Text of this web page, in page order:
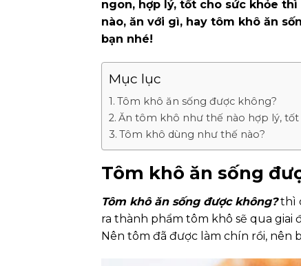
ngon, hợp lý, tốt cho sức khỏe
nào, ăn với gì, hay tôm khô ăn
bạn nhé!
Mục lục
Tôm khô ăn sống được không?
Ăn tôm khô như thế nào hợp lý, tốt
Tôm khô dùng như thế nào?
Tôm khô ăn sống
Tôm khô ăn sống được không?thì
ra thành phẩm tôm khô sẽ qua giai
Nên tôm đã được làm chín rồi, nên